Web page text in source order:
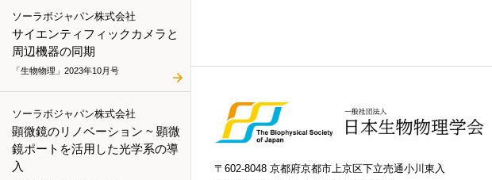
ソーラボジャパン株式会社
サイエンティフィックカメラと
周辺機器の同期
「生物物理」2023年10月号
ソーラボジャパン株式会社
顕微鏡のリノベーション ~ 顕微
鏡ポートを活用した光学系の導
入
〒602-8048 京都府京都市上京区下立売通小川東入